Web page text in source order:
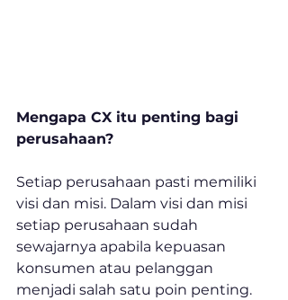
Mengapa CX itu penting bagi
perusahaan?
Setiap perusahaan pasti memiliki
visi dan misi. Dalam visi dan misi
setiap perusahaan sudah
sewajarnya apabila kepuasan
konsumen atau pelanggan
menjadi salah satu poin penting.